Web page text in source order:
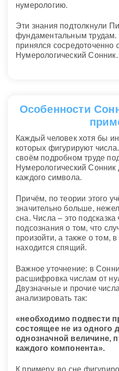
нумерологию.
Эти знания подтолкнули
фундаментальным
принялся сосредоточенно
Нумерологический Сонник.
Особенности
Каждый человек хотя бы
которых фигурируют
своём подробном труде
Нумерологический Сонник
каждого символа.
Причём, по теории этого
значительно больше,
сна. Числа – это подсказка
подсознания о том, что
произойти, а также о том,
находится спящий.
Важное уточнение: в
расшифровка числам от
Двузначные и прочие
анализировать так:
«необходимо подвести
состоящее не из одного
однозначной величине,
каждого компонента».
К примеру, во сне